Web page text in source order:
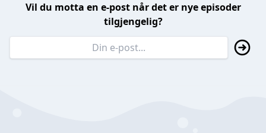
Vil du motta en e-post når det er nye episoder
tilgjengelig?